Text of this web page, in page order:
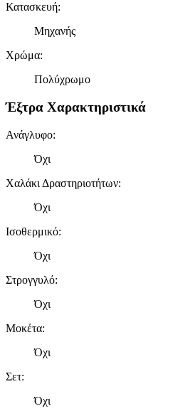
Κατασκευή:
Μηχανής
Χρώμα:
Πολύχρωμο
Έξτρα Χαρακτηριστικά
Ανάγλυφο:
Όχι
Χαλάκι Δραστηριοτήτων:
Όχι
Ισοθερμικό:
Όχι
Στρογγυλό:
Όχι
Μοκέτα:
Όχι
Σετ:
Όχι